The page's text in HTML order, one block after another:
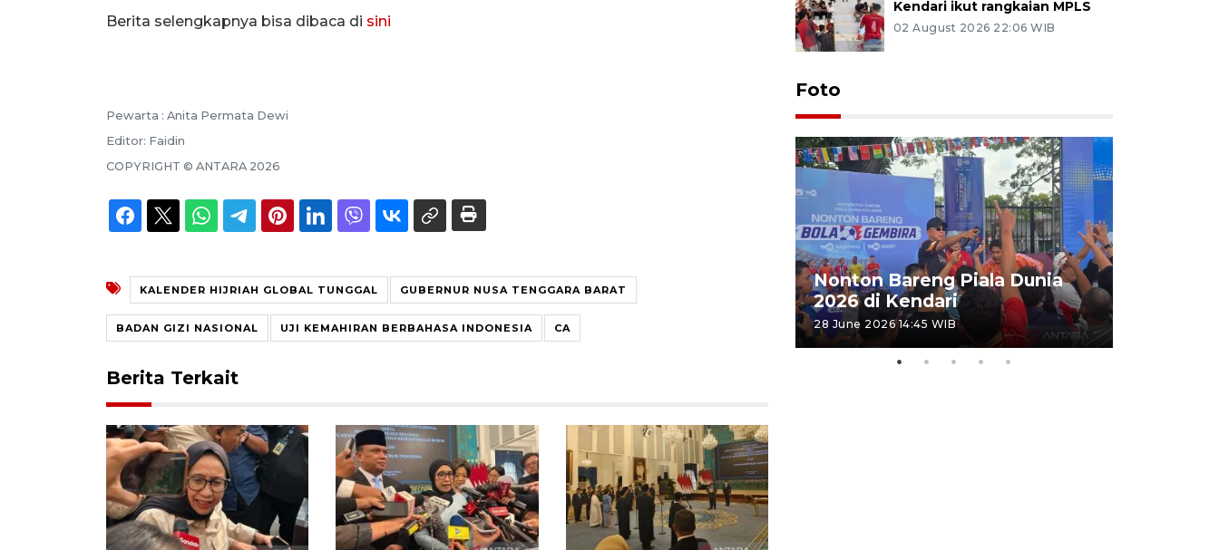
Berita selengkapnya bisa dibaca di sini
Pewarta : Anita Permata Dewi
Editor: Faidin
COPYRIGHT © ANTARA 2026
KALENDER HIJRIAH GLOBAL TUNGGAL GUBERNUR NUSA TENGGARA BARAT
BADAN GIZI NASIONAL UJI KEMAHIRAN BERBAHASA INDONESIA CA
Berita Terkait
Kendari ikut rangkaian MPLS
02 August 2026 22:06 WIB
Foto
Kecelakaan kereta api di
Bekasi Timur
28 April 2026 6:17 WIB
Nonton Bareng Piala Dunia
2026 di Kendari
28 June 2026 14:45 WIB